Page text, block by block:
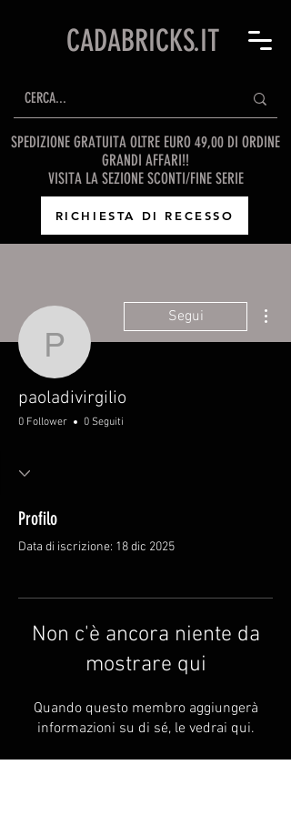
CADABRICKS.IT
SPEDIZIONE GRATUITA OLTRE EURO 49,00 DI ORDINE
GRANDI AFFARI!!
VISITA LA SEZIONE SCONTI/FINE SERIE
RICHIESTA DI RECESSO
paoladivirgilio
Segui
paoladivirgilio
0 Follower 0 Seguiti
Profilo
Data di iscrizione: 18 dic 2025
Non c'è ancora niente da
mostrare qui
Quando questo membro aggiungerà
informazioni su di sé, le vedrai qui.